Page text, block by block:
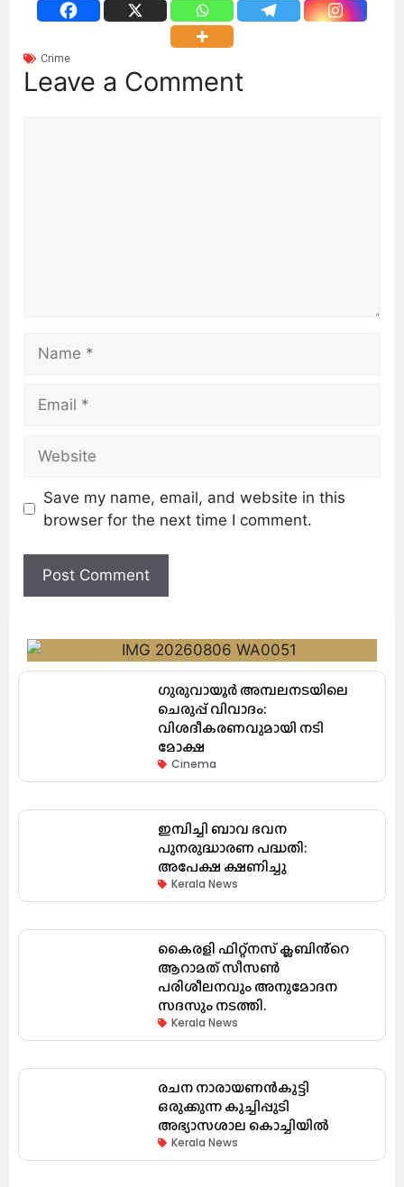
Crime
Leave a Comment
Save my name, email, and website in this
browser for the next time I comment.
ഗുരുവായൂർ അമ്പലനടയിലെ
ചെരുപ്പ് വിവാദം:
വിശദീകരണവുമായി നടി
മോക്ഷ
Cinema
ഇമ്പിച്ചി ബാവ ഭവന
പുനരുദ്ധാരണ പദ്ധതി:
അപേക്ഷ ക്ഷണിച്ചു
Kerala News
കൈരളി ഫിറ്റ്നസ് ക്ലബിൻ്റെ
ആറാമത് സീസൺ
പരിശീലനവും അനുമോദന
സദസും നടത്തി.
Kerala News
രചന നാരായണൻകുട്ടി
ഒരുക്കുന്ന കുച്ചിപ്പുടി
അഭ്യാസശാല കൊച്ചിയിൽ
Kerala News